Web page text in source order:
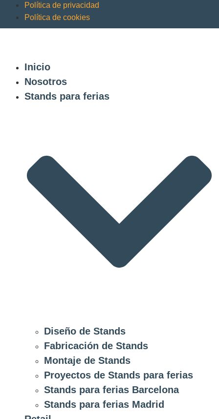
Política de privacidad
Política de cookies
Inicio
Nosotros
Stands para ferias
Diseño de Stands
Fabricación de Stands
Montaje de Stands
Proyectos de Stands para ferias
Stands para ferias Barcelona
Stands para ferias Madrid